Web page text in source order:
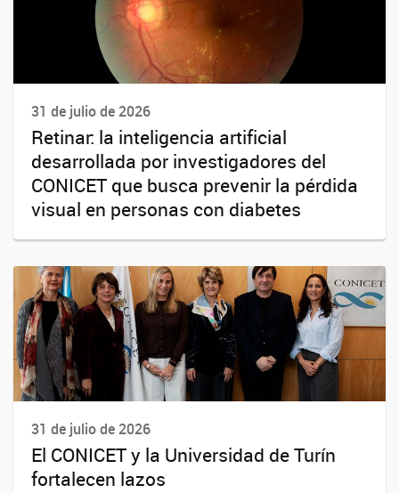
31 de julio de 2026
Retinar: la inteligencia artificial
desarrollada por investigadores del
CONICET que busca prevenir la pérdida
visual en personas con diabetes
31 de julio de 2026
El CONICET y la Universidad de Turín
fortalecen lazos